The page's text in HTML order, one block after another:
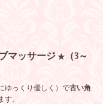
マッサージ ★
（3～
ゆっくり優しく）で古い角
す。